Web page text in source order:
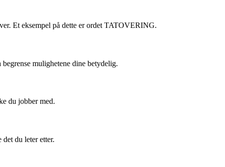
Et eksempel på dette er ordet TATOVERING.
mulighetene dine betydelig.
du jobber med.
du leter etter.